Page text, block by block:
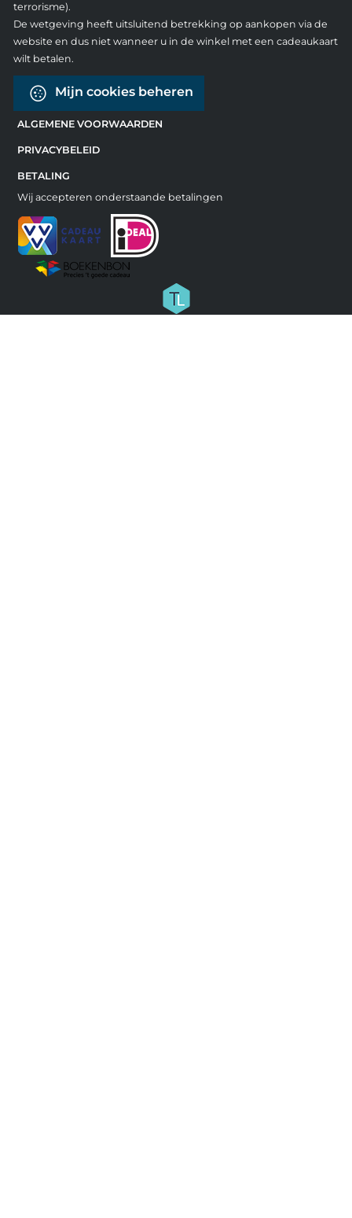
terrorisme).
De wetgeving heeft uitsluitend betrekking op aankopen via de
website en dus niet wanneer u in de winkel met een cadeaukaart
wilt betalen.
Mijn cookies beheren
ALGEMENE VOORWAARDEN
PRIVACYBELEID
BETALING
Wij accepteren onderstaande betalingen